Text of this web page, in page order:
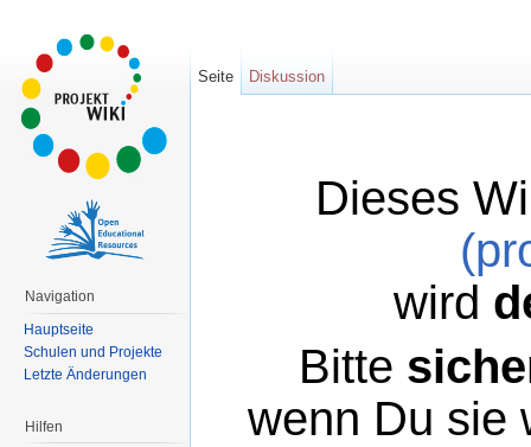
Dieses
wird
Bitte
wenn Du sie
Seite Diskussion
Navigation
Hauptseite
Schulen und Projekte
Letzte Änderungen
Hilfen